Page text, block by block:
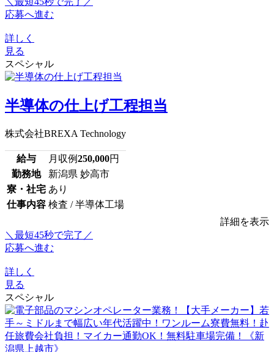
応募へ進む
詳しく
見る
スペシャル
半導体の仕上げ工程担当
株式会社BREXA Technology
給与 月収例250,000円
勤務地
新潟県 妙高市
寮・社宅 あり
仕事内容 検査 / 半導体工場
詳細を表示
＼最短45秒で完了／
応募へ進む
詳しく
見る
スペシャル